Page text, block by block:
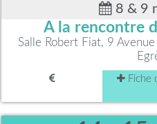
8 & 9
A la rencontre
Salle Robert Fiat, 9
Fiche